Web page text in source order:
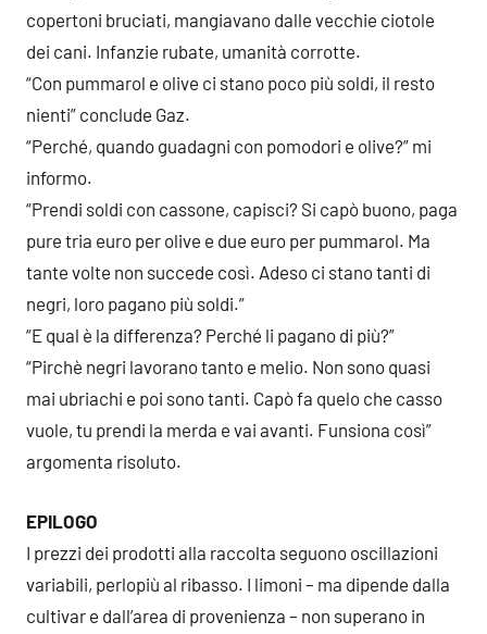
copertoni bruciati, mangiavano dalle vecchie ciotole
dei cani. Infanzie rubate, umanità corrotte.
“Con pummarol e olive ci stano poco più soldi, il resto
nienti” conclude Gaz.
“Perché, quando guadagni con pomodori e olive?” mi
informo.
“Prendi soldi con cassone, capisci? Si capò buono, paga
pure tria euro per olive e due euro per pummarol. Ma
tante volte non succede così. Adeso ci stano tanti di
negri, loro pagano più soldi.”
“E qual è la differenza? Perché li pagano di più?”
“Pirchè negri lavorano tanto e melio. Non sono quasi
mai ubriachi e poi sono tanti. Capò fa quelo che casso
vuole, tu prendi la merda e vai avanti. Funsiona così”
argomenta risoluto.
EPILOGO
I prezzi dei prodotti alla raccolta seguono oscillazioni
variabili, perlopiù al ribasso. I limoni – ma dipende dalla
cultivar e dall’area di provenienza – non superano in